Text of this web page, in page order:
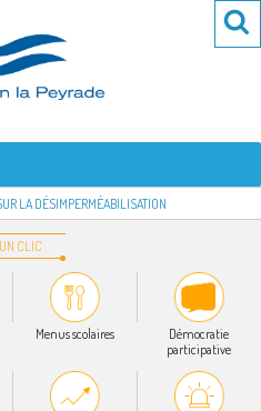
LA DÉSIMPERMÉABILISATION
UN CLIC
Menus scolaires
Démocratie
participative